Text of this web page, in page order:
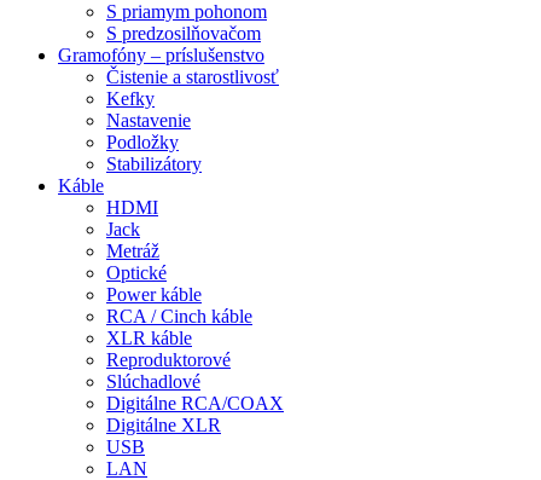
S priamym pohonom
S predzosilňovačom
Gramofóny – príslušenstvo
Čistenie a starostlivosť
Kefky
Nastavenie
Podložky
Stabilizátory
Káble
HDMI
Jack
Metráž
Optické
Power káble
RCA / Cinch káble
XLR káble
Reproduktorové
Slúchadlové
Digitálne RCA/COAX
Digitálne XLR
USB
LAN